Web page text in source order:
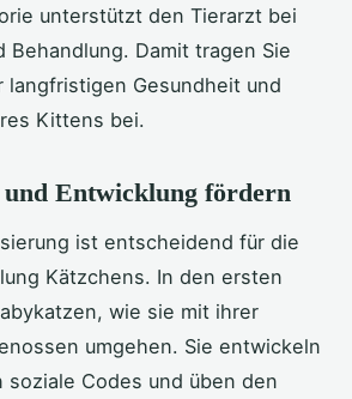
unterstützt den Tierarzt bei
Behandlung. Damit tragen Sie
langfristigen Gesundheit und
Kittens bei.
und Entwicklung fördern
ist entscheidend für die
Kätzchens. In den ersten
wie sie mit ihrer
umgehen. Sie entwickeln
soziale Codes und üben den